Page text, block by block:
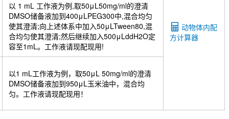
动物体内配
方计算器
以 1 mL 工作液为例,取50μL50mg/ml的澄清
DMSO储备液加到400μLPEG300中,混合均匀
使其澄清;向上述体系中加入50μLTween80,混
合均匀使其澄清;然后继续加入500μLddH2O定
容至1mL。工作液请现配现用!
以1 mL工作液为例，取50μL 50mg/ml的澄清
DMSO储备液加到950μL玉米油中，混合均
匀。工作液请现配现用！